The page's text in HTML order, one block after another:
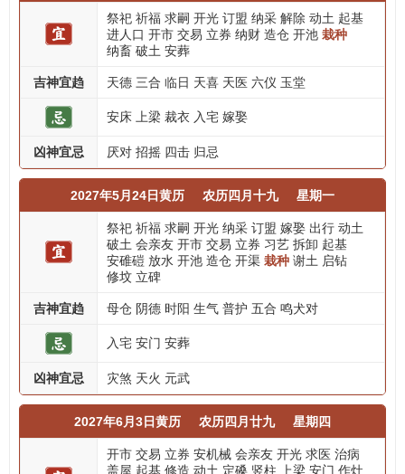
祭祀 祈福 求嗣 开光 订盟 纳采 解除 动土 起基
进人口 开市 交易 立券 纳财 造仓 开池 栽种
纳畜 破土 安葬
吉神宜趋 天德 三合 临日 天喜 天医 六仪 玉堂
安床 上梁 裁衣 入宅 嫁娶
凶神宜忌 厌对 招摇 四击 归忌
2027年5月24日黄历 农历四月十九 星期一
祭祀 祈福 求嗣 开光 纳采 订盟 嫁娶 出行 动土
破土 会亲友 开市 交易 立券 习艺 拆卸 起基
安碓磑 放水 开池 造仓 开渠 栽种 谢土 启钻
修坟 立碑
吉神宜趋 母仓 阴德 时阳 生气 普护 五合 鸣犬对
入宅 安门 安葬
凶神宜忌 灾煞 天火 元武
2027年6月3日黄历 农历四月廿九 星期四
开市 交易 立券 安机械 会亲友 开光 求医 治病
盖屋 起基 修造 动土 定磉 竖柱 上梁 安门 作灶